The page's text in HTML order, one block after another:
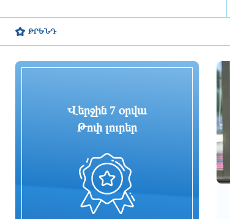
Subway միջազգային արագ սննդի
Փրկարարներն աղբակույտի
քաղաքացուն
Անհայտ կորած քաղաքացիական
անձանց ընտանիքները ևս երեք
ԹՐԵՆԴ
Վերջին 7 օրվա
Թոփ լուրեր